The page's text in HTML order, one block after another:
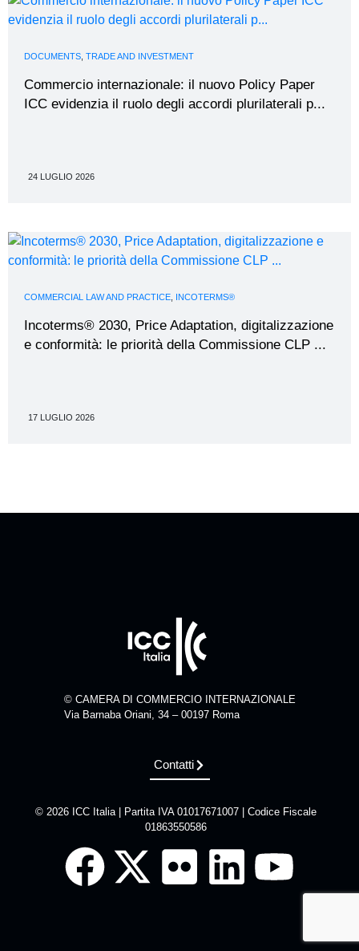
DOCUMENTS TRADE AND INVESTMENT
Commercio internazionale: il nuovo Policy Paper
ICC evidenzia il ruolo degli accordi plurilaterali p...
24 LUGLIO 2026
COMMERCIAL LAW AND PRACTICE INCOTERMS®
Incoterms® 2030, Price Adaptation, digitalizzazione
e conformità: le priorità della Commissione CLP ...
17 LUGLIO 2026
© CAMERA DI COMMERCIO INTERNAZIONALE
Via Barnaba Oriani, 34 – 00197 Roma
Contatti
© 2026 ICC Italia | Partita IVA 01017671007 | Codice Fiscale
01863550586